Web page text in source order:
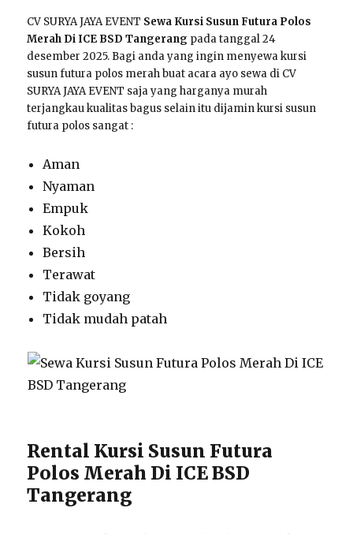
CV SURYA JAYA EVENT Sewa Kursi Susun Futura Polos
Merah Di ICE BSD Tangerang pada tanggal 24
desember 2025. Bagi anda yang ingin menyewa kursi
susun futura polos merah buat acara ayo sewa di CV
SURYA JAYA EVENT saja yang harganya murah
terjangkau kualitas bagus selain itu dijamin kursi susun
futura polos sangat :
Aman
Nyaman
Empuk
Kokoh
Bersih
Terawat
Tidak goyang
Tidak mudah patah
Rental Kursi Susun Futura
Polos Merah Di ICE BSD
Tangerang